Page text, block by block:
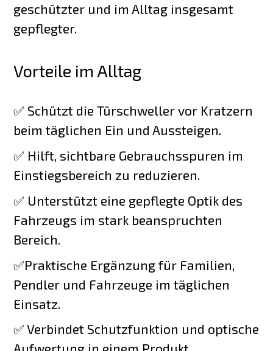
geschützter und im Alltag insgesamt
gepflegter.
Vorteile im Alltag
✅ Schützt die Türschweller vor Kratzern
beim täglichen Ein und Aussteigen.
✅ Hilft, sichtbare Gebrauchsspuren im
Einstiegsbereich zu reduzieren.
✅ Unterstützt eine gepflegte Optik des
Fahrzeugs im stark beanspruchten
Bereich.
✅Praktische Ergänzung für Familien,
Pendler und Fahrzeuge im täglichen
Einsatz.
✅ Verbindet Schutzfunktion und optische